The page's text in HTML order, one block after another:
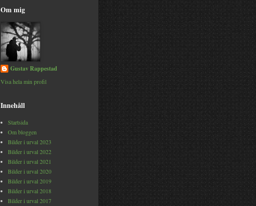
Om mig
Gustav Rappestad
Visa hela min profil
Innehåll
Startsida
Om bloggen
Bilder i urval 2023
Bilder i urval 2022
Bilder i urval 2021
Bilder i urval 2020
Bilder i urval 2019
Bilder i urval 2018
Bilder i urval 2017